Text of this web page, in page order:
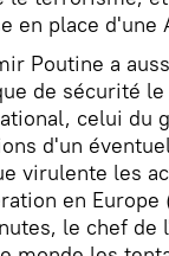
en place d'une
Poutine a
de sécurité
celui du
d'un
virulente les
en
le chef de